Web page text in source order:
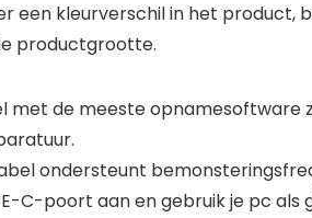
een kleurverschil in het product,
productgrootte.
de meeste opnamesoftware
ondersteunt
C-poort aan en gebruik je pc als